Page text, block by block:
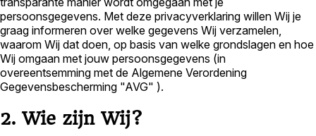
persoonsgegevens. Met deze privacyverklaring willen Wij je
graag informeren over welke gegevens Wij verzamelen,
waarom Wij dat doen, op basis van welke grondslagen en hoe
Wij omgaan met jouw persoonsgegevens (in
overeentsemming met de Algemene Verordening
Gegevensbescherming "AVG" ).
2. Wie zijn Wij?